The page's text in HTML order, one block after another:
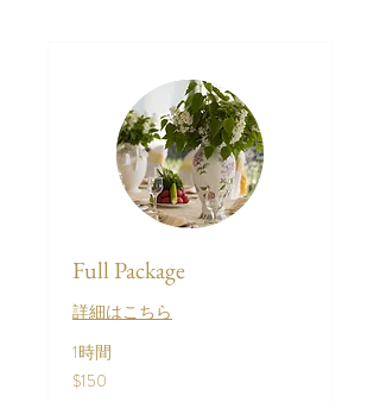
Full Package
詳細はこちら
1時間
150
米
$150